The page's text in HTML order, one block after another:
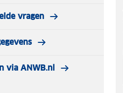
vragen
via ANWB.nl